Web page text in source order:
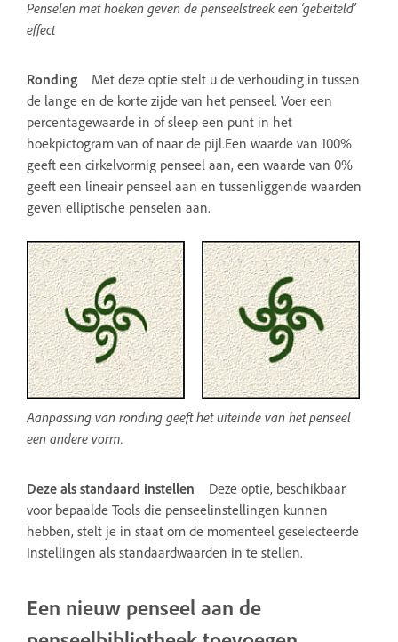
Penselen met hoeken geven de penseelstreek een ‘gebeiteld’
effect
Ronding
Met deze optie stelt u de verhouding in tussen
de lange en de korte zijde van het penseel. Voer een
percentagewaarde in of sleep een punt in het
hoekpictogram van of naar de pijl.Een waarde van 100%
geeft een cirkelvormig penseel aan, een waarde van 0%
geeft een lineair penseel aan en tussenliggende waarden
geven elliptische penselen aan.
Aanpassing van ronding geeft het uiteinde van het penseel
een andere vorm.
Deze als standaard instellen
Deze optie, beschikbaar
voor bepaalde Tools die penseelinstellingen kunnen
hebben, stelt je in staat om de momenteel geselecteerde
Instellingen als standaardwaarden in te stellen.
Een nieuw penseel aan de